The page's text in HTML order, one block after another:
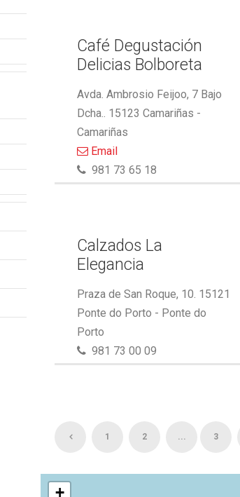
Café Degustación
Delicias Bolboreta
Avda. Ambrosio Feijoo, 7 Bajo
Dcha.. 15123 Camariñas -
Camariñas
Email
981 73 65 18
Calzados La
Elegancia
Praza de San Roque, 10. 15121
Ponte do Porto - Ponte do
Porto
981 73 00 09
1 2 ... 3
+